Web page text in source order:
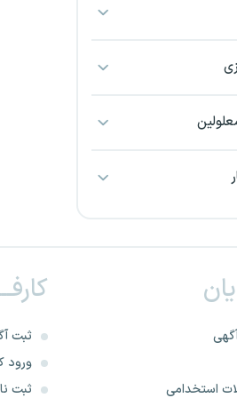
شمالی
استخدامی
ثبت
ورود
ثبت